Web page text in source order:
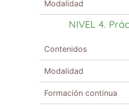
Modalidad
NIVEL 4.
Contenidos
Modalidad
Formación continua